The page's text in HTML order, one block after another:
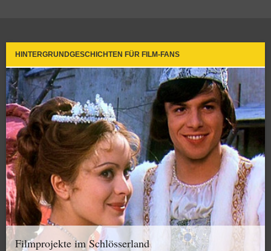
HINTERGRUNDGESCHICHTEN FÜR FILM-FANS
Filmprojekte im Schlösserland